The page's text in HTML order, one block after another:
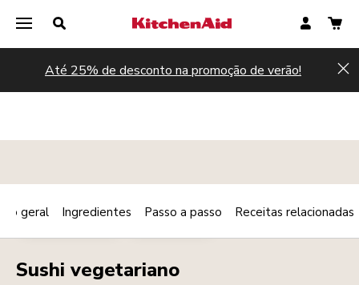
Até 25% de desconto na promoção de verão!
PRATO PRINCIPAL VEGETARIANO Print
Sushi vegetariano
geral Ingredientes Passo a passo Receitas relacionadas